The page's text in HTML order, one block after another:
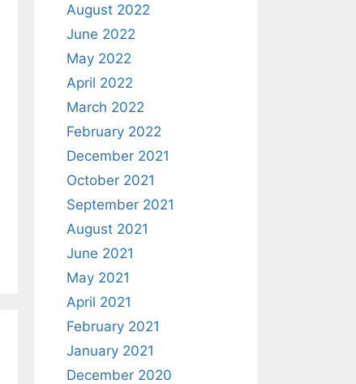
August 2022
June 2022
May 2022
April 2022
March 2022
February 2022
December 2021
October 2021
September 2021
August 2021
June 2021
May 2021
April 2021
February 2021
January 2021
December 2020